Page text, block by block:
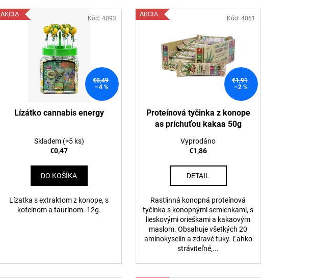
AKCIA
€0,49
–4 %
Lízátko cannabis energy
Skladem (>5 ks)
€0,47
DO KOŠÍKA
Lízatka s extraktom z konope, s
kofeínom a taurínom. 12g.
Kód: 4093
AKCIA
€1,91
–2 %
Proteínová tyčinka z konope
as príchuťou kakaa 50g
Vyprodáno
€1,86
DETAIL
Rastlinná konopná proteínová
tyčinka s konopnými semienkami, s
lieskovými orieškami a kakaovým
maslom. Obsahuje všetkých 20
aminokyselín a zdravé tuky. Ľahko
stráviteľné,...
Kód: 4061